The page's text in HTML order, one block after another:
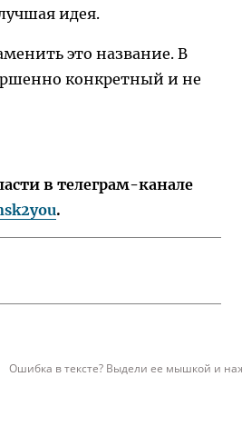
идея.
это название. В
конкретный и не
в телеграм-канале
.
Ошибка в тексте? Выдели ее мышкой и